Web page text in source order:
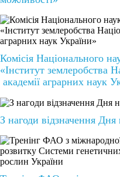
Комісія Національного
«Інститут землеробства
академії аграрних наук
З нагоди відзначення Дня